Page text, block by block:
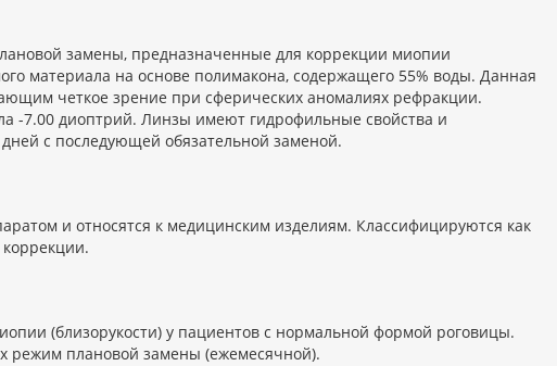
замены, предназначенные для коррекции миопии
материала на основе полимакона, содержащего 55% воды. Данная
четкое зрение при сферических аномалиях рефракции.
-7.00 диоптрий. Линзы имеют гидрофильные свойства и
с последующей обязательной заменой.
и относятся к медицинским изделиям. Классифицируются как
(близорукости) у пациентов с нормальной формой роговицы.
режим плановой замены (ежемесячной).